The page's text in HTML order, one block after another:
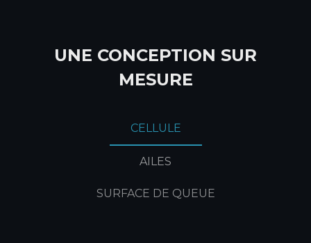
UNE CONCEPTION SUR
MESURE
CELLULE
AILES
SURFACE DE QUEUE